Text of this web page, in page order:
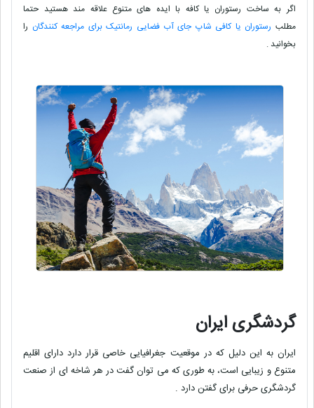
اگر به ساخت رستوران یا کافه با ایده های متنوع علاقه مند هستید حتما
مطلب رستوران یا کافی شاپ جای آب فضایی رمانتیک برای مراجعه کنندگان را
بخوانید .
گردشگری ایران
ایران به این دلیل که در موقعیت جغرافیایی خاصی قرار دارد دارای اقلیم
متنوع و زیبایی است، به‌ طوری که می‌ توان گفت در هر شاخه‌ ای از صنعت
گردشگری حرفی برای گفتن دارد .